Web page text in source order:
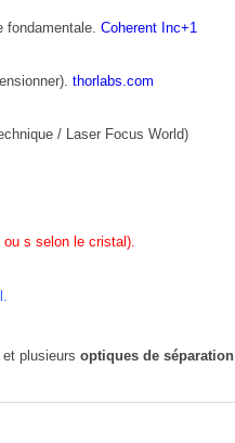
fondamentale. Coherent Inc+1
thorlabs.com
/ Laser Focus World)
s selon le cristal).
et plusieurs optiques de séparation